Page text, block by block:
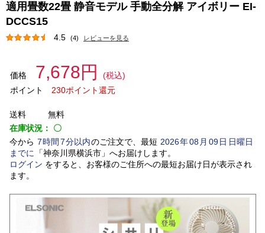
適用畳数22畳 静音モデル 手動全分解 アイボリー EI-
DCCS15
4.5 (4) レビューを見る
価格 7,678円
(税込)
ポイント
230ポイント還元
送料
無料
在庫状況： 〇
今から 7時間 7分以内のご注文で、最短 2026年08 月 09日日曜日
までに
「神奈川県横浜市」 へお届けします。
ログイン をすると、お客様のご住所への最短お届け日が表示され
ます。